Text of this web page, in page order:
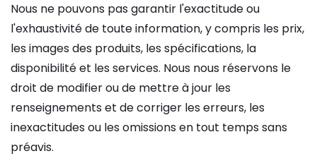
Nous ne pouvons pas garantir l'exactitude ou
l'exhaustivité de toute information, y compris les prix,
les images des produits, les spécifications, la
disponibilité et les services. Nous nous réservons le
droit de modifier ou de mettre à jour les
renseignements et de corriger les erreurs, les
inexactitudes ou les omissions en tout temps sans
préavis.